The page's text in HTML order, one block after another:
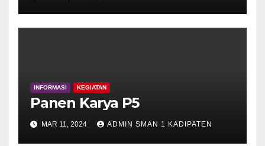
INFORMASI KEGIATAN
Panen Karya P5
MAR 11, 2024 ADMIN SMAN 1 KADIPATEN